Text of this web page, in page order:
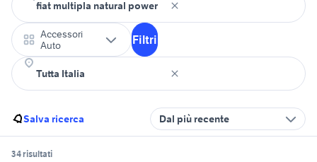
Accessori
Auto
Filtri
Salva ricerca Dal più recente
34 risultati